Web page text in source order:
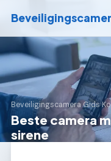
Beveiligingscamera Gids›
Beste camera
sirene